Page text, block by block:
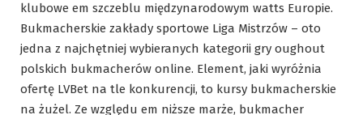
klubowe em szczeblu międzynarodowym watts Europie.
Bukmacherskie zakłady sportowe Liga Mistrzów – oto
jedna z najchętniej wybieranych kategorii gry oughout
polskich bukmacherów online. Element, jaki wyróżnia
ofertę LVBet na tle konkurencji, to kursy bukmacherskie
na żużel. Ze względu em niższe marże, bukmacher